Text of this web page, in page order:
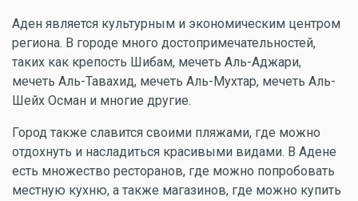
Аден является культурным и экономическим центром
региона. В городе много достопримечательностей,
таких как крепость Шибам, мечеть Аль-Аджари,
мечеть Аль-Тавахид, мечеть Аль-Мухтар, мечеть Аль-
Шейх Осман и многие другие.
Город также славится своими пляжами, где можно
отдохнуть и насладиться красивыми видами. В Адене
есть множество ресторанов, где можно попробовать
местную кухню, а также магазинов, где можно купить